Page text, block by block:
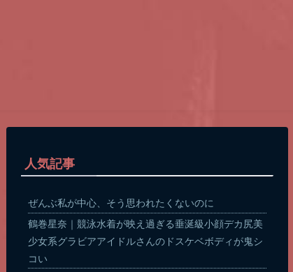
人気記事
ぜんぶ私が中心、そう思われたくないのに
鶴巻星奈｜競泳水着が映え過ぎる垂涎級小顔デカ尻美
少女系グラビアアイドルさんのドスケベボディが鬼シ
コい